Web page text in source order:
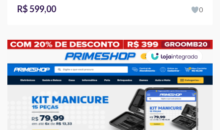
R$ 599,00
0